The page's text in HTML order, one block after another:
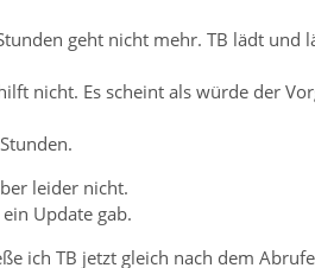
geht nicht mehr. TB lädt und
nicht. Es scheint als würde der
leider nicht.
Update gab.
ich TB jetzt gleich nach dem